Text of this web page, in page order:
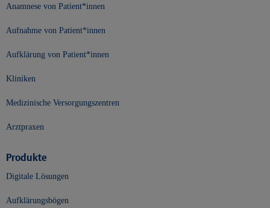
Anamnese von Patient*innen
Aufnahme von Patient*innen
Aufklärung von Patient*innen
Kliniken
Medizinische Versorgungszentren
Arztpraxen
Produkte
Digitale Lösungen
Aufklärungsbögen